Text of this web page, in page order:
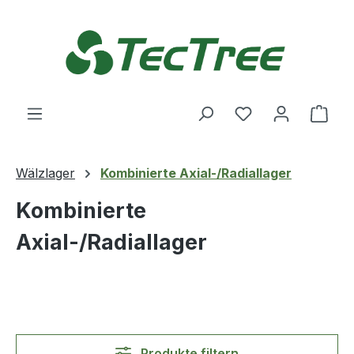
Du hast 0
Wälzlager Kombinierte Axial-/Radiallager
Kombinierte
Axial-/Radiallager